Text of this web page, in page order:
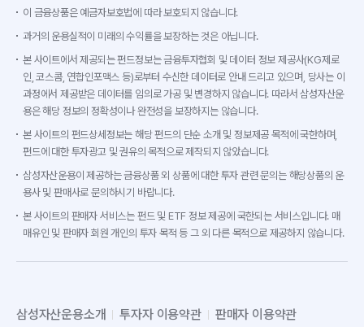
이 금융상품은 예금자보호법에 따라 보호되지 않습니다.
과거의 운용실적이 미래의 수익률을 보장하는 것은 아닙니다.
본 사이트에서 제공되는 펀드정보는 금융투자협회 및 데이터 정보 제공사(KG제로
인, 코스콤, 연합인포맥스 등)로부터 수신한 데이터로 안내 드리고 있으며, 당사는 이
과정에서 제공받은 데이터를 임의로 가공 및 변경하지 않습니다. 따라서 삼성자산운
용은 해당 정보의 정확성이나 완전성을 보장하지는 않습니다.
본 사이트의 펀드상세정보는 해당 펀드의 단순 소개 및 정보제공 목적에 국한하며,
펀드에 대한 투자광고 및 권유의 목적으로 제작되지 않았습니다.
삼성자산운용이 제공하는 금융상품 외 상품에 대한 투자 관련 문의는 해당상품의 운
용사 및 판매사로 문의하시기 바랍니다.
본 사이트의 판매자 서비스는 펀드 및 ETF 정보 제공에 국한되는 서비스입니다. 매
매유인 및 판매자 회원 개인의 투자 목적 등 그 외 다른 목적으로 제공하지 않습니다.
삼성자산운용소개 투자자 이용약관 판매자 이용약관